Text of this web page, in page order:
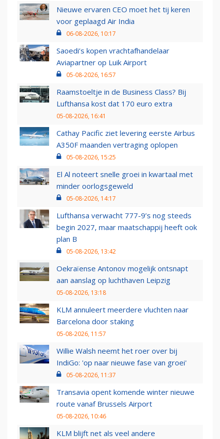
Nieuwe ervaren CEO moet het tij keren
voor geplaagd Air India
06-08-2026, 10:17
Saoedi’s kopen vrachtafhandelaar
Aviapartner op Luik Airport
05-08-2026, 16:57
Raamstoeltje in de Business Class? Bij
Lufthansa kost dat 170 euro extra
05-08-2026, 16:41
Cathay Pacific ziet levering eerste Airbus
A350F maanden vertraging oplopen
05-08-2026, 15:25
El Al noteert snelle groei in kwartaal met
minder oorlogsgeweld
05-08-2026, 14:17
Lufthansa verwacht 777-9’s nog steeds
begin 2027, maar maatschappij heeft ook
plan B
05-08-2026, 13:42
Oekraïense Antonov mogelijk ontsnapt
aan aanslag op luchthaven Leipzig
05-08-2026, 13:18
KLM annuleert meerdere vluchten naar
Barcelona door staking
05-08-2026, 11:57
Willie Walsh neemt het roer over bij
IndiGo: 'op naar nieuwe fase van groei'
05-08-2026, 11:37
Transavia opent komende winter nieuwe
route vanaf Brussels Airport
05-08-2026, 10:46
KLM blijft net als veel andere